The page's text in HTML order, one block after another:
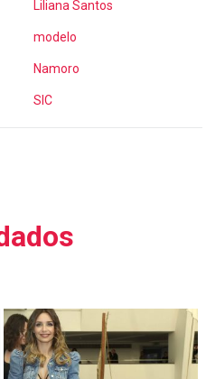
Liliana Santos
modelo
Namoro
SIC